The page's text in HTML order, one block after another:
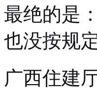
最绝的是
也没按规
广西住建